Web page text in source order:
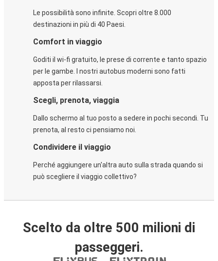
Le possibilità sono infinite. Scopri oltre 8.000
destinazioni in più di 40 Paesi.
Comfort in viaggio
Goditi il wi-fi gratuito, le prese di corrente e tanto spazio
per le gambe. I nostri autobus moderni sono fatti
apposta per rilassarsi.
Scegli, prenota, viaggia
Dallo schermo al tuo posto a sedere in pochi secondi. Tu
prenota, al resto ci pensiamo noi.
Condividere il viaggio
Perché aggiungere un'altra auto sulla strada quando si
può scegliere il viaggio collettivo?
Scelto da oltre 500 milioni di
passeggeri.